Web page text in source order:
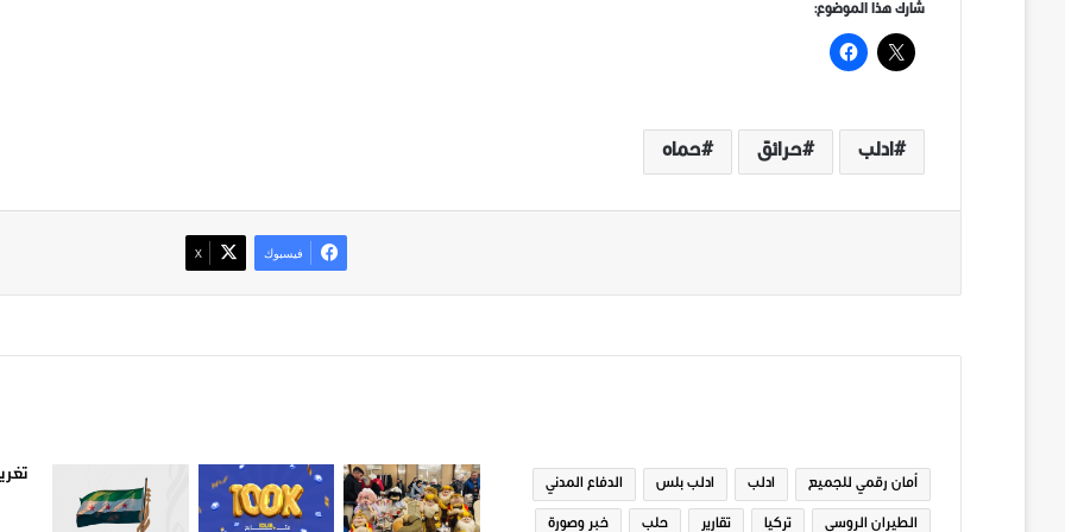
شارك هذا الموضوع:
ادلب حرائق حماه
فيسبوك ‫X
أمان رقمي للجميع ادلب ادلب بلس الدفاع المدني
الطيران الروسي تركيا تقارير حلب خبر وصورة